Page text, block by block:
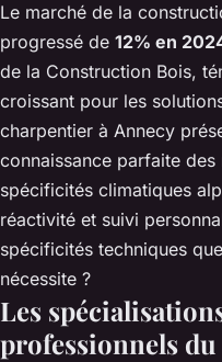
Le marché de la
progressé de 12% en
de la Construction Bois,
croissant pour les
charpentier à Annecy
connaissance parfaite des
spécificités climatiques
réactivité et suivi
spécificités techniques
nécessite ?
Les
professionnels